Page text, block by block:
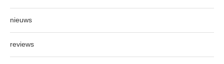
nieuws
reviews